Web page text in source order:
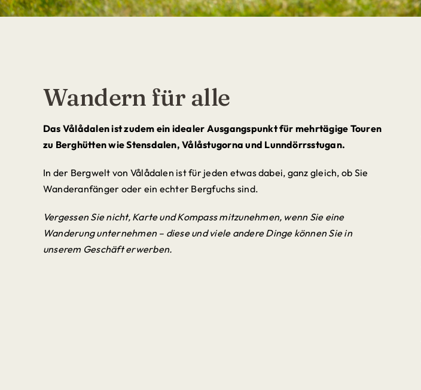
Wandern für alle
Das Vålådalen ist zudem ein idealer Ausgangspunkt für mehrtägige Touren
zu Berghütten wie Stensdalen, Vålåstugorna und Lunndörrsstugan.
In der Bergwelt von Vålådalen ist für jeden etwas dabei, ganz gleich, ob Sie
Wanderanfänger oder ein echter Bergfuchs sind.
Vergessen Sie nicht, Karte und Kompass mitzunehmen, wenn Sie eine
Wanderung unternehmen – diese und viele andere Dinge können Sie in
unserem Geschäft erwerben.